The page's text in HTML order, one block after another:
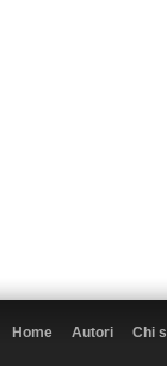
Home Autori Chi